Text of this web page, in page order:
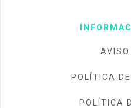
AVISO
POLÍTICA
POLÍTICA